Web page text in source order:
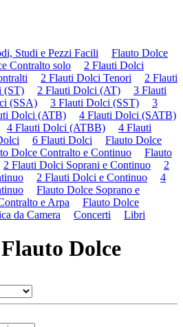
Studi e Pezzi Facili
Flauto Dolce
Contralto solo
2 Flauti Dolci
2 Flauti Dolci Tenori
2 Flauti
(ST) 2 Flauti Dolci (AT)
3 Flauti
(SSA) 3 Flauti Dolci (SST)
3
Dolci (ATB)
4 Flauti Dolci (SATB)
4 Flauti Dolci (ATBB)
4 Flauti
6 Flauti Dolci
Flauto Dolce
Dolce Contralto e Continuo
Flauto
2 Flauti Dolci Soprani e Continuo
2
2 Flauti Dolci e Continuo
4
Flauto Dolce Soprano e
e Arpa
Flauto Dolce
da Camera Concerti Libri
Dolce